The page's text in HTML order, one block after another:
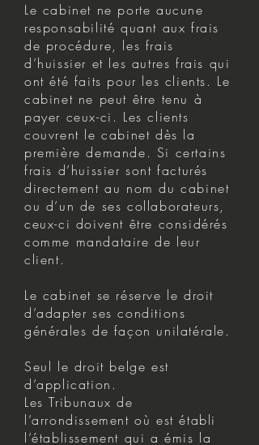
Le cabinet ne porte aucune
responsabilité quant aux frais
de procédure, les frais
d’huissier et les autres frais qui
ont été faits pour les clients. Le
cabinet ne peut être tenu à
payer ceux-ci. Les clients
couvrent le cabinet dès la
première demande. Si certains
frais d’huissier sont facturés
directement au nom du cabinet
ou d’un de ses collaborateurs,
ceux-ci doivent être considérés
comme mandataire de leur
client.
Le cabinet se réserve le droit
d’adapter ses conditions
générales de façon unilatérale.
Seul le droit belge est
d’application.
Les Tribunaux de
l’arrondissement où est établi
l’établissement qui a émis la